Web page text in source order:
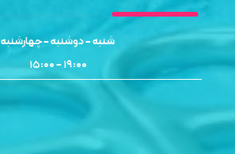
شنبه - دوشنبه - چهارشنبه
۱۹:۰۰ - ۱۵:۰۰